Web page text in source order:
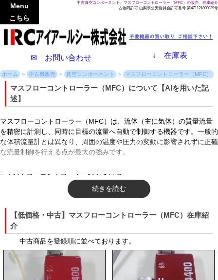
中古真空コンポーネント、マスフローコントローラー（MFC）の販売、在庫紹介
古物商許可 山梨県公安委員会許可番号 第471121800039号
✉ お問い合わせ ↓ 在庫表
Menu
こちら
ホーム 中古機販売 真空コンポーネント マスフローコントローラー（MFC）
マスフローコントローラー（MFC）について【AIを用いた記
述】
マスフローコントローラー（MFC）は、流体（主に気体）の質量流量
を精密に計測し、同時に目標の流量へ自動で制御する機器です。一般的
な体積流量計とは異なり、周囲の温度や圧力の変動に影響されずに正確
な流量制御を行える点が最大の強みです。
■ マスフローコントローラーの主な特徴
第一に挙げられる特徴は、高い計測精度と優れた再現性です。流体の状
安定したガス供給が可能となります。第二に、高速なレスポンス性能で
す。外部からの設定信号に対して瞬時に応答し、短時間で目標の流量へ
追従します。第三に、測定と制御を単一のユニットで完結できる自動化
性能です。電気信号によってリアルタイムで流量を調整できるため、複
雑なプロセス管理や工場ラインの自動化に適しています。なお、測定単
位には標準状態の体積に換算したsccm（毎分ミリリットル）やslm（毎
分リットル）などが用いられます。
【低価格・中古】マスフローコントローラー（MFC）在庫紹
介
中古商品を登録順に並べております。